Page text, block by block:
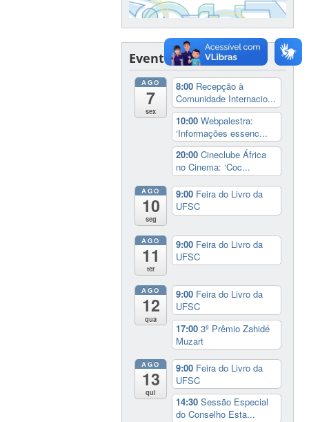
Eventos
AGO
7
sex
8:00 Recepção à
Comunidade Internacio...
10:00Webpalestra:
‘Informações essenc...
20:00Cineclube África
no Cinema: ‘Coc...
AGO
10
seg
9:00 Feira do Livro da
UFSC
AGO
11
ter
9:00 Feira do Livro da
UFSC
AGO
12
qua
9:00 Feira do Livro da
UFSC
17:003º Prêmio Zahidé
Muzart
AGO
13
qui
9:00 Feira do Livro da
UFSC
14:30Sessão Especial
do Conselho Esta...